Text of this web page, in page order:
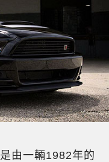
由一輛1982年的